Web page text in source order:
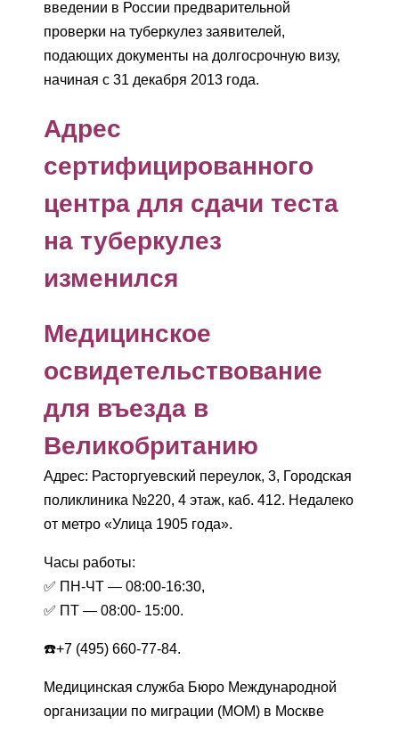
введении в России предварительной
проверки на туберкулез заявителей,
подающих документы на долгосрочную визу,
начиная с 31 декабря 2013 года.
Адрес
сертифицированного
центра для сдачи теста
на туберкулез
изменился
Медицинское
освидетельствование
для въезда в
Великобританию
Адрес: Расторгуевский переулок, 3, Городская
поликлиника №220, 4 этаж, каб. 412. Недалеко
от метро «Улица 1905 года».
Часы работы:
✅ ПН-ЧТ — 08:00-16:30,
✅ ПТ — 08:00- 15:00.
☎️+7 (495) 660-77-84.
Медицинская служба Бюро Международной
организации по миграции (МОМ) в Москве